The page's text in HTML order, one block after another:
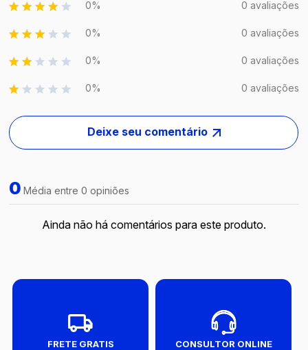
0 Média entre 0 opiniões
Ainda não há comentários para este produto.
0% 0 avaliações
0% 0 avaliações
0% 0 avaliações
0% 0 avaliações
Deixe seu comentário
FRETE GRATIS
CONSULTOR ONLINE